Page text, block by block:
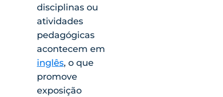
disciplinas ou
atividades
pedagógicas
acontecem em
inglês, o que
promove
exposição